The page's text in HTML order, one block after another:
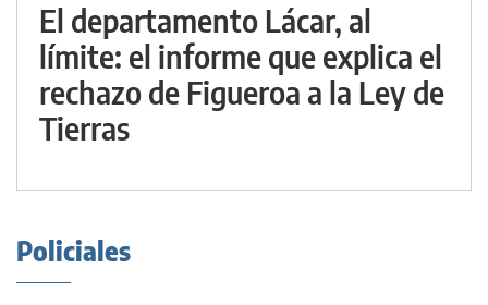
El departamento Lácar, al
límite: el informe que explica el
rechazo de Figueroa a la Ley de
Tierras
Policiales